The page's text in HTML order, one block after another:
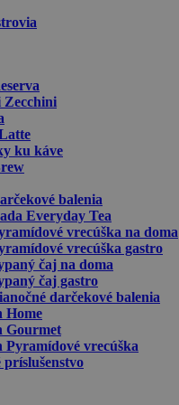
ku káve
balenia
Everyday Tea
vrecúška na doma
vrecúška gastro
čaj na doma
čaj gastro
darčekové balenia
Home
Gourmet
Pyramídové vrecúška
príslušenstvo